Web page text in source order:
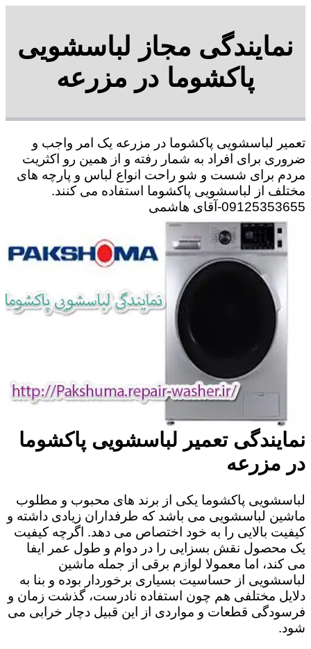
نمایندگی مجاز لباسشویی
پاکشوما در مزرعه
تعمیر لباسشویی پاکشوما در مزرعه یک امر واجب و
ضروری برای افراد به شمار رفته و از همین رو اکثریت
مردم برای شست و شو راحت انواع لباس و پارچه های
مختلف از لباسشویی پاکشوما استفاده می کنند.
09125353655-آقای هاشمی
نمایندگی تعمیر لباسشویی پاکشوما
در مزرعه
لباسشویی پاکشوما یکی از برند های محبوب و مطلوب
ماشین لباسشویی می باشد که طرفداران زیادی داشته و
کیفیت بالایی را به خود اختصاص می دهد. اگرچه کیفیت
یک محصول نقش بسزایی را در دوام و طول عمر ایفا
می کند، اما معمولا لوازم برقی از جمله ماشین
لباسشویی از حساسیت بسیاری برخوردار بوده و بنا به
دلایل مختلفی هم چون استفاده نادرست، گذشت زمان و
فرسودگی قطعات و مواردی از این قبیل دچار خرابی می
شود.